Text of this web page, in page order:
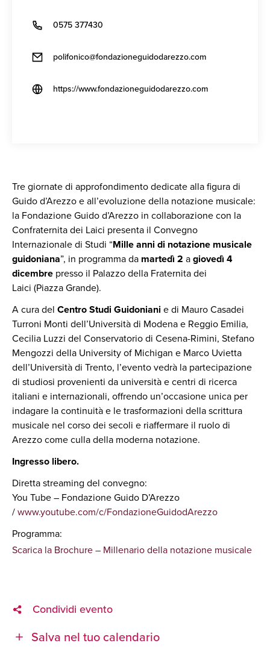
0575 377430
polifonico@fondazioneguidodarezzo.com
https://www.fondazioneguidodarezzo.com
Tre giornate di approfondimento dedicate alla figura di
Guido d’Arezzo e all’evoluzione della notazione musicale:
la Fondazione Guido d’Arezzo in collaborazione con la
Confraternita dei Laici presenta il Convegno
Internazionale di Studi “Mille anni di notazione musicale
guidoniana”, in programma da martedì 2 agiovedì 4
dicembre presso il Palazzo della Fraternita dei
Laici (Piazza Grande).
A cura del Centro Studi Guidonianie di Mauro Casadei
Turroni Monti dell’Università di Modena e Reggio Emilia,
Cecilia Luzzi del Conservatorio di Cesena-Rimini, Stefano
Mengozzi della University of Michigan e Marco Uvietta
dell’Università di Trento, l’evento vedrà la partecipazione
di studiosi provenienti da università e centri di ricerca
italiani e internazionali, offrendo un’occasione unica per
indagare la continuità e le trasformazioni della scrittura
musicale nel corso dei secoli e riaffermare il ruolo di
Arezzo come culla della moderna notazione.
Ingresso libero.
Diretta streaming del convegno:
You Tube – Fondazione Guido D’Arezzo
/www.youtube.com/c/FondazioneGuidodArezzo
Programma:
Scarica la Brochure – Millenario della notazione musicale
Condividi evento
Salva nel tuo calendario